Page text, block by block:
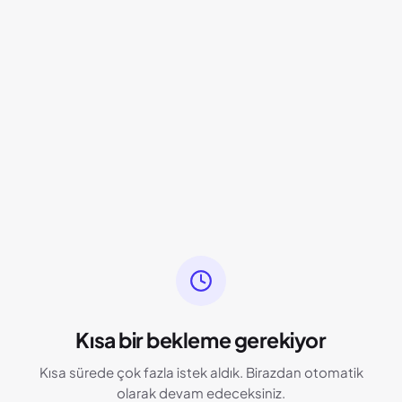
Kısa bir bekleme gerekiyor
Kısa sürede çok fazla istek aldık. Birazdan otomatik
olarak devam edeceksiniz.